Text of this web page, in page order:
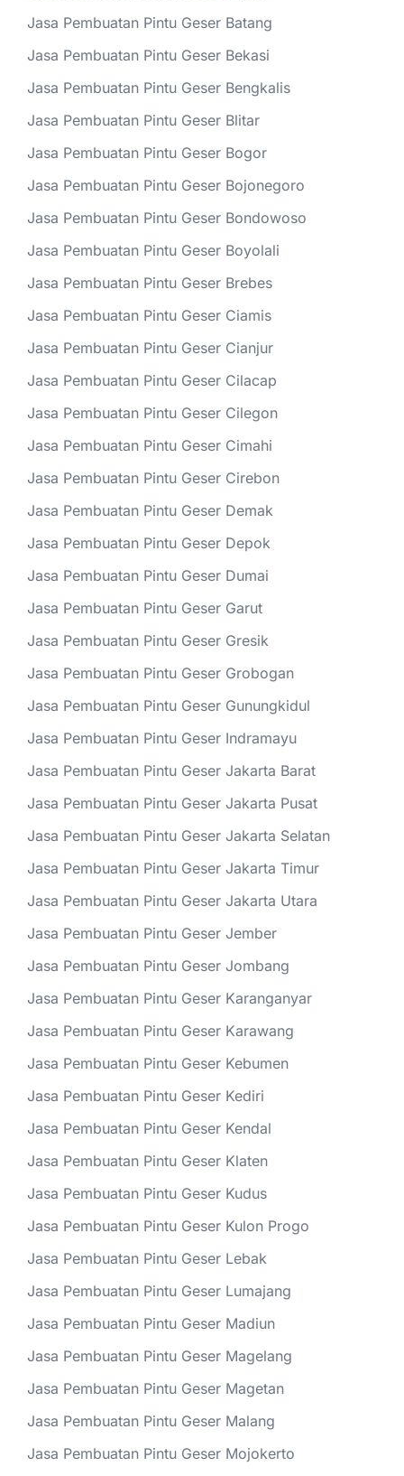
Jasa Pembuatan Pintu Geser Batang
Jasa Pembuatan Pintu Geser Bekasi
Jasa Pembuatan Pintu Geser Bengkalis
Jasa Pembuatan Pintu Geser Blitar
Jasa Pembuatan Pintu Geser Bogor
Jasa Pembuatan Pintu Geser Bojonegoro
Jasa Pembuatan Pintu Geser Bondowoso
Jasa Pembuatan Pintu Geser Boyolali
Jasa Pembuatan Pintu Geser Brebes
Jasa Pembuatan Pintu Geser Ciamis
Jasa Pembuatan Pintu Geser Cianjur
Jasa Pembuatan Pintu Geser Cilacap
Jasa Pembuatan Pintu Geser Cilegon
Jasa Pembuatan Pintu Geser Cimahi
Jasa Pembuatan Pintu Geser Cirebon
Jasa Pembuatan Pintu Geser Demak
Jasa Pembuatan Pintu Geser Depok
Jasa Pembuatan Pintu Geser Dumai
Jasa Pembuatan Pintu Geser Garut
Jasa Pembuatan Pintu Geser Gresik
Jasa Pembuatan Pintu Geser Grobogan
Jasa Pembuatan Pintu Geser Gunungkidul
Jasa Pembuatan Pintu Geser Indramayu
Jasa Pembuatan Pintu Geser Jakarta Barat
Jasa Pembuatan Pintu Geser Jakarta Pusat
Jasa Pembuatan Pintu Geser Jakarta Selatan
Jasa Pembuatan Pintu Geser Jakarta Timur
Jasa Pembuatan Pintu Geser Jakarta Utara
Jasa Pembuatan Pintu Geser Jember
Jasa Pembuatan Pintu Geser Jombang
Jasa Pembuatan Pintu Geser Karanganyar
Jasa Pembuatan Pintu Geser Karawang
Jasa Pembuatan Pintu Geser Kebumen
Jasa Pembuatan Pintu Geser Kediri
Jasa Pembuatan Pintu Geser Kendal
Jasa Pembuatan Pintu Geser Klaten
Jasa Pembuatan Pintu Geser Kudus
Jasa Pembuatan Pintu Geser Kulon Progo
Jasa Pembuatan Pintu Geser Lebak
Jasa Pembuatan Pintu Geser Lumajang
Jasa Pembuatan Pintu Geser Madiun
Jasa Pembuatan Pintu Geser Magelang
Jasa Pembuatan Pintu Geser Magetan
Jasa Pembuatan Pintu Geser Malang
Jasa Pembuatan Pintu Geser Mojokerto